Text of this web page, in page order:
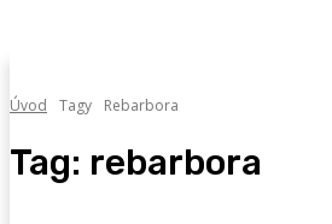
Úvod Tagy Rebarbora
Tag: rebarbora